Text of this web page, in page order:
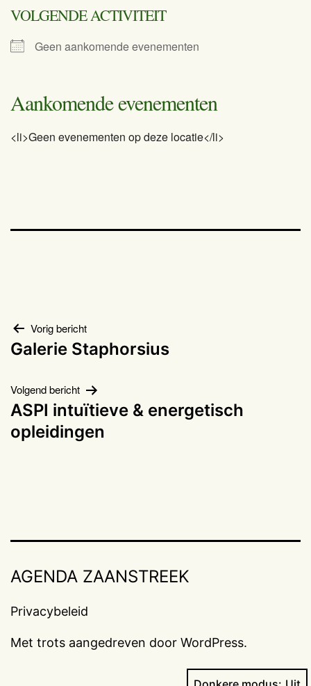
VOLGENDE ACTIVITEIT
Geen aankomende evenementen
Aankomende evenementen
<li>Geen evenementen op deze locatie</li>
Bericht
navigatie
Vorig bericht
Galerie Staphorsius
Volgend bericht
ASPI intuïtieve & energetisch
opleidingen
AGENDA ZAANSTREEK
Privacybeleid
Met trots aangedreven door WordPress.